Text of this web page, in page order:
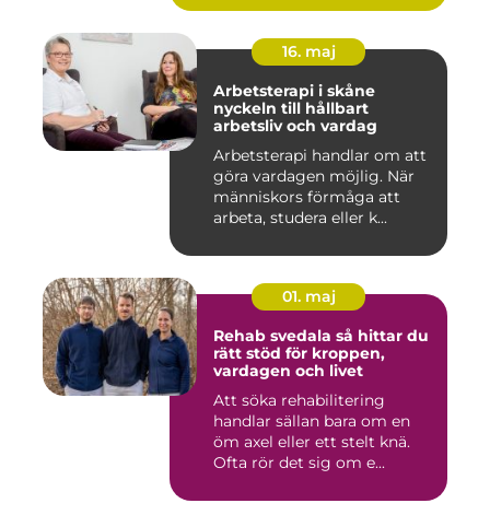
16. maj
Arbetsterapi i skåne
nyckeln till hållbart
arbetsliv och vardag
Arbetsterapi handlar om att
göra vardagen möjlig. När
människors förmåga att
arbeta, studera eller k...
01. maj
Rehab svedala så hittar du
rätt stöd för kroppen,
vardagen och livet
Att söka rehabilitering
handlar sällan bara om en
öm axel eller ett stelt knä.
Ofta rör det sig om e...